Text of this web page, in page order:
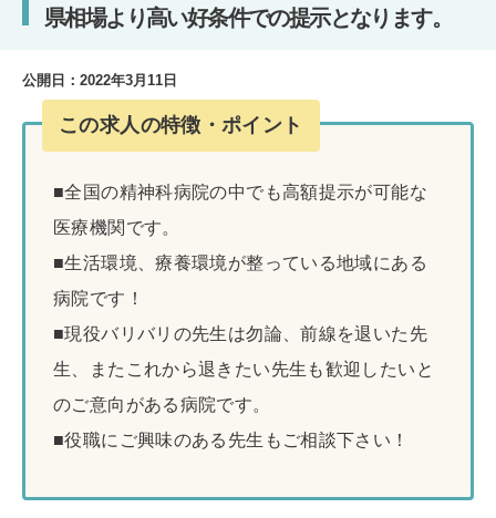
県相場より高い好条件での提示となります。
公開日： 2022年3月11日
この求人の特徴・ポイント
■全国の精神科病院の中でも高額提示が可能な
医療機関です。
■生活環境、療養環境が整っている地域にある
病院です！
■現役バリバリの先生は勿論、前線を退いた先
生、またこれから退きたい先生も歓迎したいと
のご意向がある病院です。
■役職にご興味のある先生もご相談下さい！